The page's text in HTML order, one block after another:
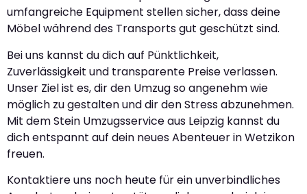
umfangreiche Equipment stellen sicher, dass deine
Möbel während des Transports gut geschützt sind.
Bei uns kannst du dich auf Pünktlichkeit,
Zuverlässigkeit und transparente Preise verlassen.
Unser Ziel ist es, dir den Umzug so angenehm wie
möglich zu gestalten und dir den Stress abzunehmen.
Mit dem Stein Umzugsservice aus Leipzig kannst du
dich entspannt auf dein neues Abenteuer in Wetzikon
freuen.
Kontaktiere uns noch heute für ein unverbindliches